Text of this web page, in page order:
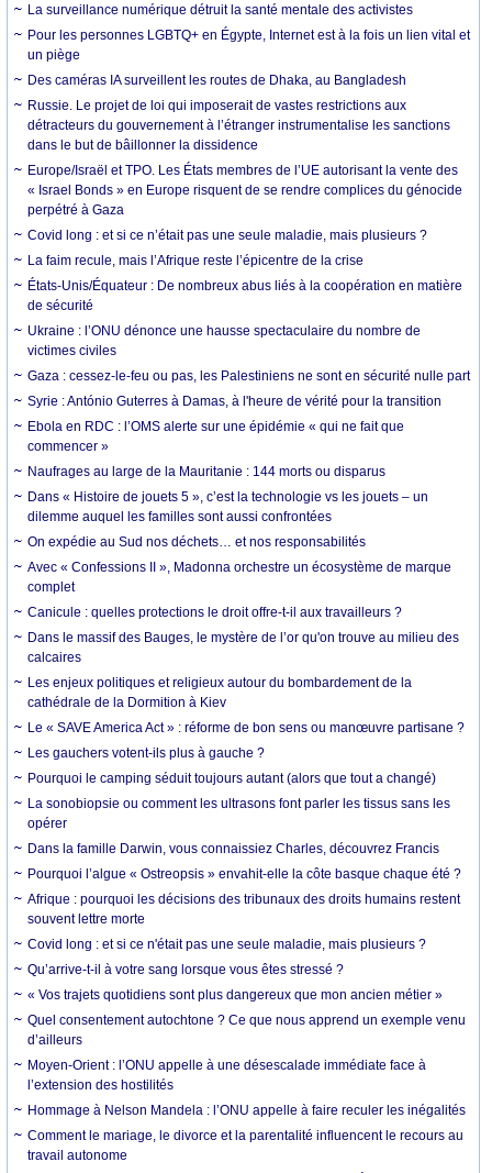
La surveillance numérique détruit la santé mentale des activistes
Pour les personnes LGBTQ+ en Égypte, Internet est à la fois un lien vital et
un piège
Des caméras IA surveillent les routes de Dhaka, au Bangladesh
Russie. Le projet de loi qui imposerait de vastes restrictions aux
détracteurs du gouvernement à l’étranger instrumentalise les sanctions
dans le but de bâillonner la dissidence
Europe/Israël et TPO. Les États membres de l’UE autorisant la vente des
« Israel Bonds » en Europe risquent de se rendre complices du génocide
perpétré à Gaza
Covid long : et si ce n’était pas une seule maladie, mais plusieurs ?
La faim recule, mais l’Afrique reste l’épicentre de la crise
États-Unis/Équateur : De nombreux abus liés à la coopération en matière
de sécurité
Ukraine : l’ONU dénonce une hausse spectaculaire du nombre de
victimes civiles
Gaza : cessez-le-feu ou pas, les Palestiniens ne sont en sécurité nulle part
Syrie : António Guterres à Damas, à l'heure de vérité pour la transition
Ebola en RDC : l’OMS alerte sur une épidémie « qui ne fait que
commencer »
Naufrages au large de la Mauritanie : 144 morts ou disparus
Dans « Histoire de jouets 5 », c’est la technologie vs les jouets – un
dilemme auquel les familles sont aussi confrontées
On expédie au Sud nos déchets… et nos responsabilités
Avec « Confessions II », Madonna orchestre un écosystème de marque
complet
Canicule : quelles protections le droit offre-t-il aux travailleurs ?
Dans le massif des Bauges, le mystère de l’or qu'on trouve au milieu des
calcaires
Les enjeux politiques et religieux autour du bombardement de la
cathédrale de la Dormition à Kiev
Le « SAVE America Act » : réforme de bon sens ou manœuvre partisane ?
Les gauchers votent-ils plus à gauche ?
Pourquoi le camping séduit toujours autant (alors que tout a changé)
La sonobiopsie ou comment les ultrasons font parler les tissus sans les
opérer
Dans la famille Darwin, vous connaissiez Charles, découvrez Francis
Pourquoi l’algue « Ostreopsis » envahit-elle la côte basque chaque été ?
Afrique : pourquoi les décisions des tribunaux des droits humains restent
souvent lettre morte
Covid long : et si ce n'était pas une seule maladie, mais plusieurs ?
Qu’arrive-t-il à votre sang lorsque vous êtes stressé ?
« Vos trajets quotidiens sont plus dangereux que mon ancien métier »
Quel consentement autochtone ? Ce que nous apprend un exemple venu
d’ailleurs
Moyen-Orient : l’ONU appelle à une désescalade immédiate face à
l’extension des hostilités
Hommage à Nelson Mandela : l’ONU appelle à faire reculer les inégalités
Comment le mariage, le divorce et la parentalité influencent le recours au
travail autonome